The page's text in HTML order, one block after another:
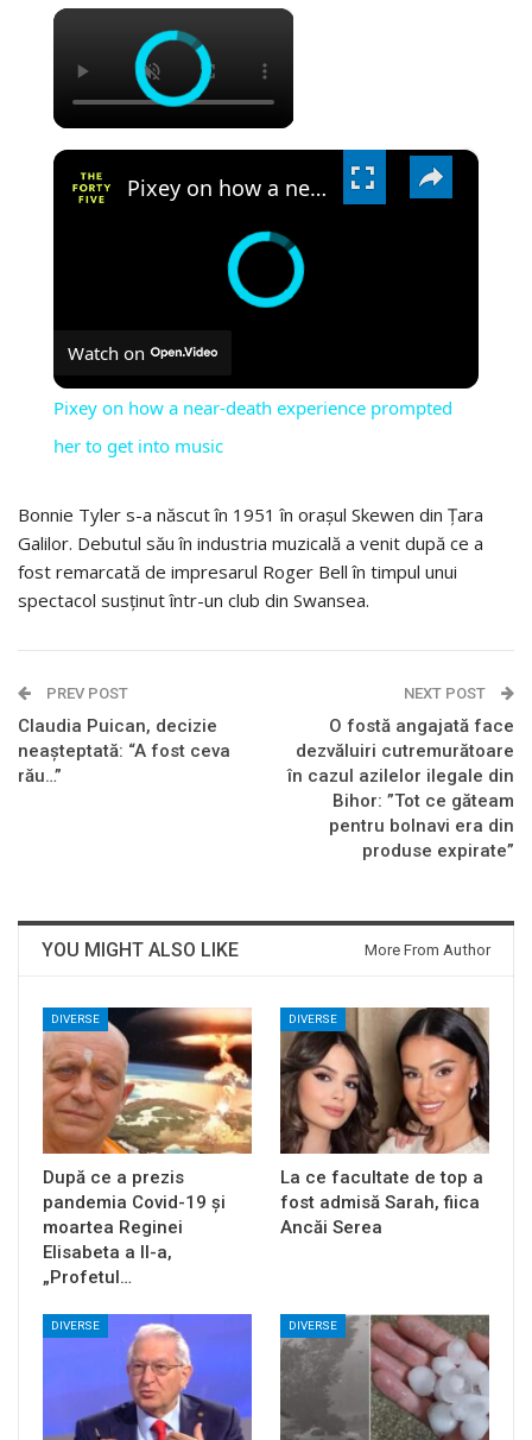
×
×
Pixey on how a near-death experience prompted her to get into music
Watch on
Pixey on how a near-death experience prompted
her to get into music
Bonnie Tyler s-a născut în 1951 în orașul Skewen din Țara
Galilor. Debutul său în industria muzicală a venit după ce a
fost remarcată de impresarul Roger Bell în timpul unui
spectacol susținut într-un club din Swansea.
PREV POST
Claudia Puican, decizie
neașteptată: “A fost ceva
rău…”
NEXT POST
O fostă angajată face
dezvăluiri cutremurătoare
în cazul azilelor ilegale din
Bihor: ”Tot ce găteam
pentru bolnavi era din
produse expirate”
YOU MIGHT ALSO LIKE More From Author
DIVERSE
După ce a prezis
pandemia Covid-19 și
moartea Reginei
Elisabeta a II-a,
„Profetul…
DIVERSE
La ce facultate de top a
fost admisă Sarah, fiica
Ancăi Serea
DIVERSE DIVERSE